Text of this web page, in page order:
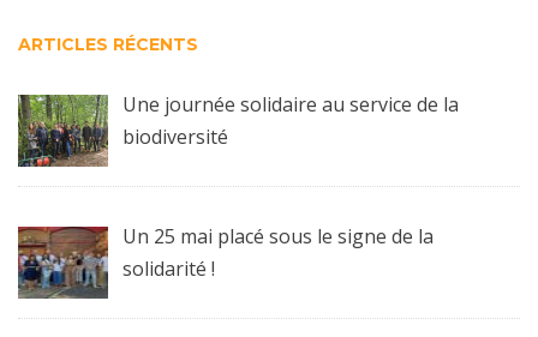
ARTICLES RÉCENTS
Une journée solidaire au service de la
biodiversité
Un 25 mai placé sous le signe de la
solidarité !